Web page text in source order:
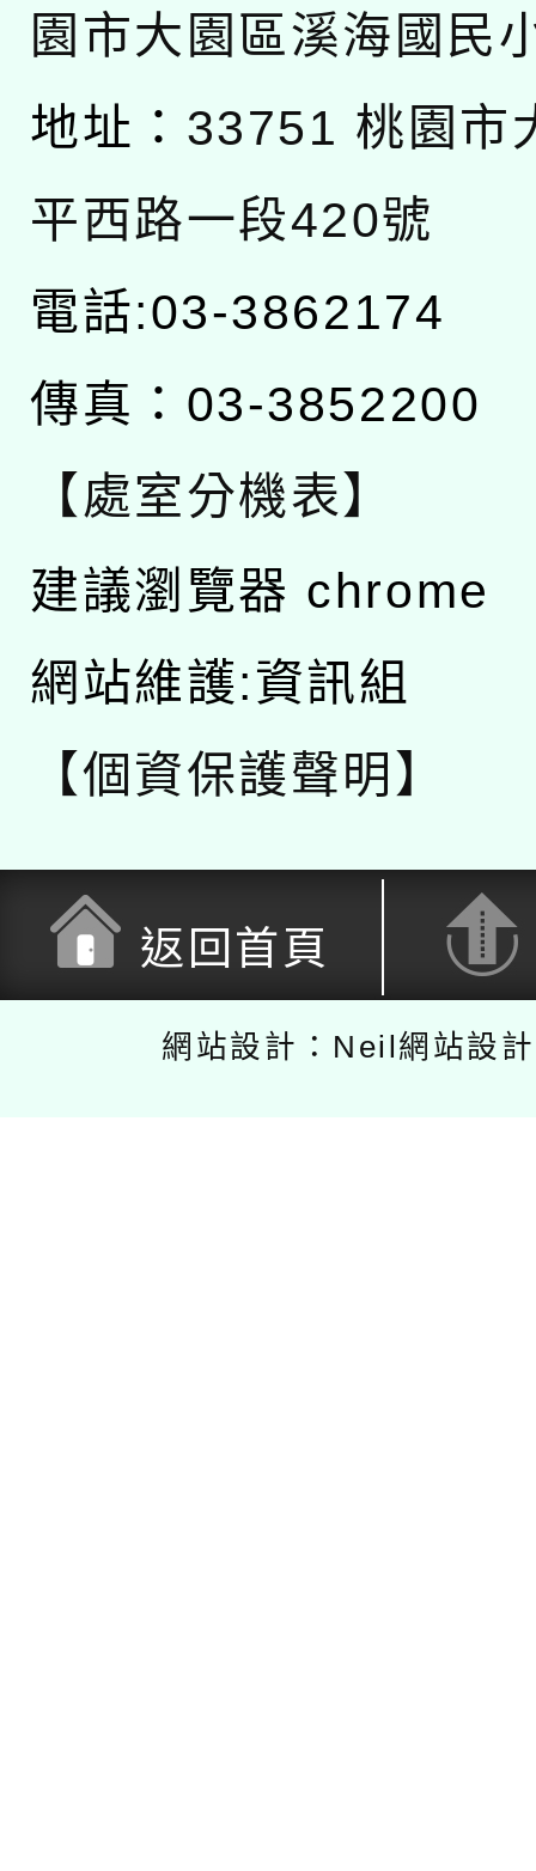
園市大園區溪海國民
地址： 33751 桃園市
平西路一段420號
電話:03-3862174
傳真：03-3852200
【處室分機表】
建議瀏覽器 chrome
網站維護:資訊組
【個資保護聲明】
返回首頁
網站設計：Neil網站設